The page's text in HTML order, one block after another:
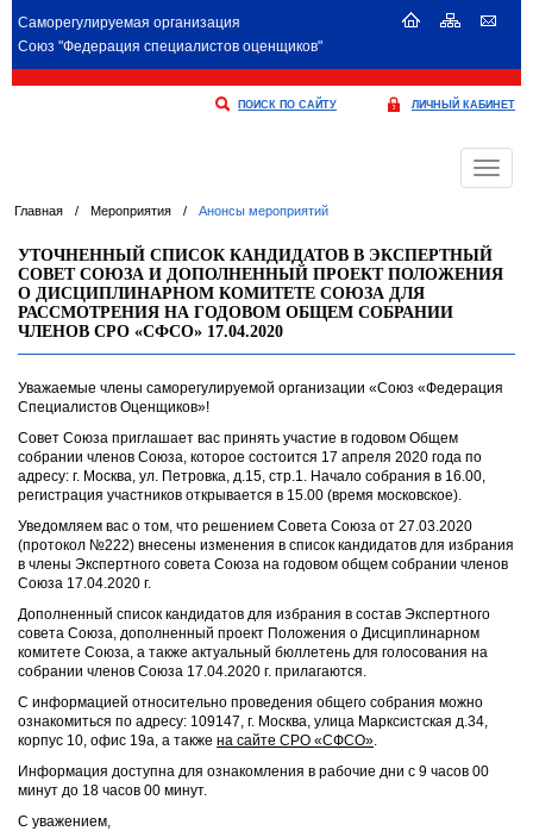
Саморегулируемая организация
Союз "Федерация специалистов оценщиков"
ПОИСК ПО САЙТУ ЛИЧНЫЙ КАБИНЕТ
Меню
Главная / Мероприятия / Анонсы мероприятий
УТОЧНЕННЫЙ СПИСОК КАНДИДАТОВ В ЭКСПЕРТНЫЙ
СОВЕТ СОЮЗА И ДОПОЛНЕННЫЙ ПРОЕКТ ПОЛОЖЕНИЯ
О ДИСЦИПЛИНАРНОМ КОМИТЕТЕ СОЮЗА ДЛЯ
РАССМОТРЕНИЯ НА ГОДОВОМ ОБЩЕМ СОБРАНИИ
ЧЛЕНОВ СРО «СФСО» 17.04.2020
Уважаемые члены саморегулируемой организации «Союз «Федерация
Специалистов Оценщиков»!
Совет Союза приглашает вас принять участие в годовом Общем
собрании членов Союза, которое состоится 17 апреля 2020 года по
адресу: г. Москва, ул. Петровка, д.15, стр.1. Начало собрания в 16.00,
регистрация участников открывается в 15.00 (время московское).
Уведомляем вас о том, что решением Совета Союза от 27.03.2020
(протокол №222) внесены изменения в список кандидатов для избрания
в члены Экспертного совета Союза на годовом общем собрании членов
Союза 17.04.2020 г.
Дополненный список кандидатов для избрания в состав Экспертного
совета Союза, дополненный проект Положения о Дисциплинарном
комитете Союза, а также актуальный бюллетень для голосования на
собрании членов Союза 17.04.2020 г. прилагаются.
С информацией относительно проведения общего собрания можно
ознакомиться по адресу: 109147, г. Москва, улица Марксистская д.34,
корпус 10, офис 19а, а также на сайте СРО «СФСО».
Информация доступна для ознакомления в рабочие дни с 9 часов 00
минут до 18 часов 00 минут.
С уважением,